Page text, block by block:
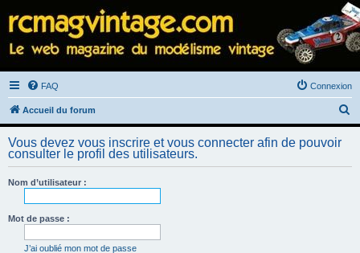
FAQ Connexion
Accueil du forum
e
h
Vous devez vous inscrire et vous connecter afin de pouvoir
consulter le profil des utilisateurs.
Nom d’utilisateur :
Mot de passe :
J’ai oublié mon mot de passe